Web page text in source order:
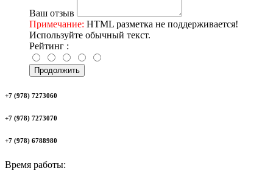
Ваш отзыв
Примечание: HTML разметка не поддерживается!
Используйте обычный текст.
Рейтинг :
Продолжить
+7 (978) 7273060
+7 (978) 7273070
+7 (978) 6788980
Время работы: